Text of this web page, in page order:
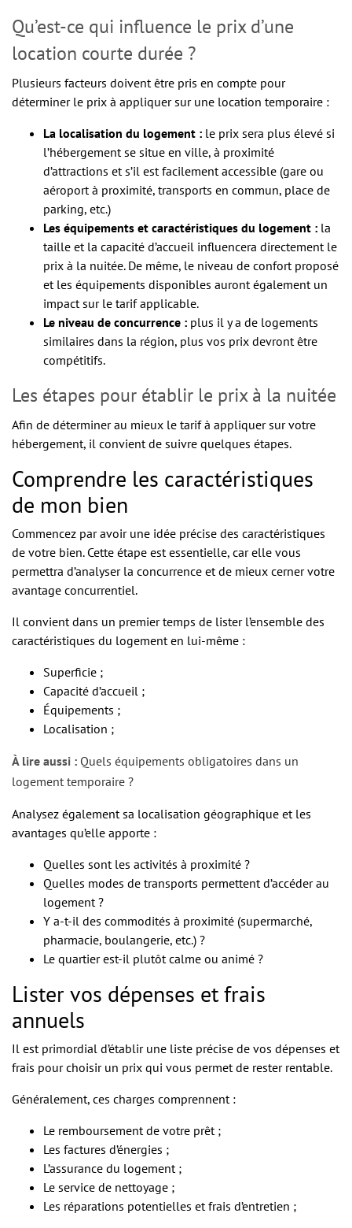
Qu’est-ce qui influence le prix d’une
location courte durée ?
Plusieurs facteurs doivent être pris en compte pour
déterminer le prix à appliquer sur une location temporaire :
La localisation du logement : le prix sera plus élevé si
l’hébergement se situe en ville, à proximité
d’attractions et s’il est facilement accessible (gare ou
aéroport à proximité, transports en commun, place de
parking, etc.)
Les équipements et caractéristiques du logement : la
taille et la capacité d’accueil influencera directement le
prix à la nuitée. De même, le niveau de confort proposé
et les équipements disponibles auront également un
impact sur le tarif applicable.
Le niveau de concurrence : plus il y a de logements
similaires dans la région, plus vos prix devront être
compétitifs.
Les étapes pour établir le prix à la nuitée
Afin de déterminer au mieux le tarif à appliquer sur votre
hébergement, il convient de suivre quelques étapes.
Comprendre les caractéristiques
de mon bien
Commencez par avoir une idée précise des caractéristiques
de votre bien. Cette étape est essentielle, car elle vous
permettra d’analyser la concurrence et de mieux cerner votre
avantage concurrentiel.
Il convient dans un premier temps de lister l’ensemble des
caractéristiques du logement en lui-même :
Superficie ;
Capacité d’accueil ;
Équipements ;
Localisation ;
À lire aussi : Quels équipements obligatoires dans un
logement temporaire ?
Analysez également sa localisation géographique et les
avantages qu’elle apporte :
Quelles sont les activités à proximité ?
Quelles modes de transports permettent d’accéder au
logement ?
Y a-t-il des commodités à proximité (supermarché,
pharmacie, boulangerie, etc.) ?
Le quartier est-il plutôt calme ou animé ?
Lister vos dépenses et frais
annuels
Il est primordial d’établir une liste précise de vos dépenses et
frais pour choisir un prix qui vous permet de rester rentable.
Généralement, ces charges comprennent :
Le remboursement de votre prêt ;
Les factures d’énergies ;
L’assurance du logement ;
Le service de nettoyage ;
Les réparations potentielles et frais d’entretien ;